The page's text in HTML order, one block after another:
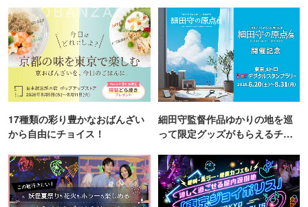
17種類の彩り豊かなおばんざい
から自由にチョイス！
細田守監督作品ゆかりの地を巡
って限定グッズがもらえるチャ